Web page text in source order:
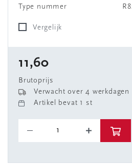
Type nummer
Vergelijk
11,60
Brutoprijs
Verwacht over 4 werkdagen
Artikel bevat 1 st